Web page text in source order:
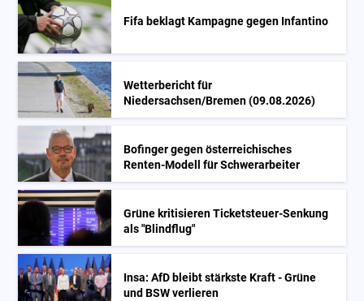
Fifa beklagt Kampagne gegen Infantino
Wetterbericht für
Niedersachsen/Bremen (09.08.2026)
Bofinger gegen österreichisches
Renten-Modell für Schwerarbeiter
Grüne kritisieren Ticketsteuer-Senkung
als "Blindflug"
Insa: AfD bleibt stärkste Kraft - Grüne
und BSW verlieren